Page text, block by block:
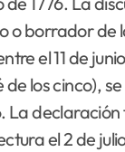
o borrador de
el 11 de
los cinco),
La
el 2 de